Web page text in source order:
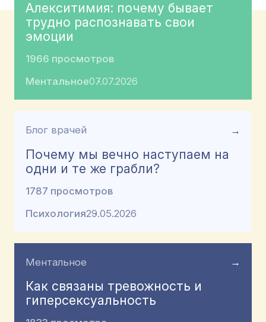
Алекситимия: почему бывает
трудно распознавать свои
эмоции
1966 просмотров
Ментальное07.07.2026
Блог врачей →
Почему мы вечно наступаем на
одни и те же грабли?
1787 просмотров
Психология29.05.2026
Ментальное →
Как связаны тревожность и
гиперсексуальность